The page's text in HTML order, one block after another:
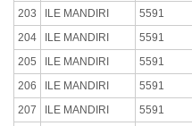
203
ILE MANDIRI 5591
204
ILE MANDIRI 5591
205
ILE MANDIRI 5591
206
ILE MANDIRI 5591
207
ILE MANDIRI 5591